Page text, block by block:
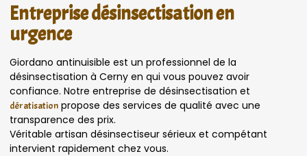
Entreprise désinsectisation en
urgence
Giordano antinuisible est un professionnel de la
désinsectisation à Cerny en qui vous pouvez avoir
confiance. Notre entreprise de désinsectisation et
dératisation propose des services de qualité avec une
transparence des prix.
Véritable artisan désinsectiseur sérieux et compétant
intervient rapidement chez vous.